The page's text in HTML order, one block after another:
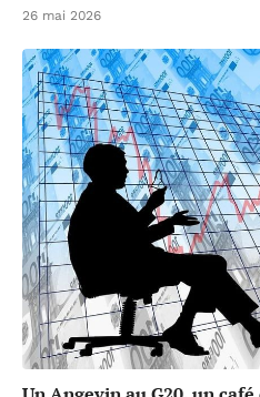
26 mai 2026